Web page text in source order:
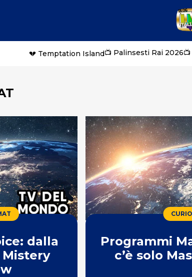
💔 Temptation Island📺 Palinsesti Rai 2026
dalla
Mistery
Programmi
c’è solo